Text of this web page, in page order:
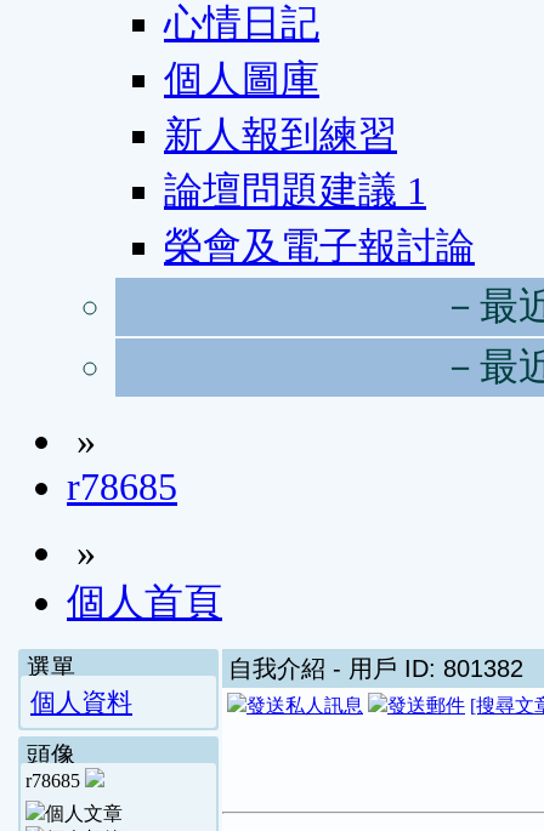
心情日記
個人圖庫
新人報到練習
論壇問題建議 1
榮會及電子報討論
－最
－最
»
r78685
»
個人首頁
選單
個人資料
頭像
r78685
自我介紹 - 用戶 ID: 801382
[搜尋文